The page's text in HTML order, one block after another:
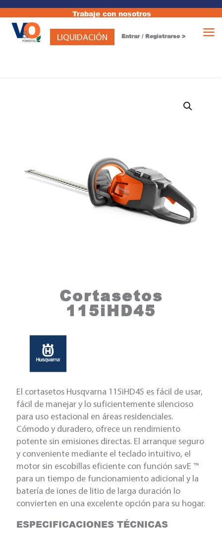
Trabaje con nosotros
LIQUIDACIÓN Entrar / Registrarse >
Cortasetos
115iHD45
El cortasetos Husqvarna 115iHD45 es fácil de usar,
fácil de manejar y lo suficientemente silencioso
para uso estacional en áreas residenciales.
Cómodo y duradero, ofrece un rendimiento
potente sin emisiones directas. El arranque seguro
y conveniente mediante el teclado intuitivo, el
motor sin escobillas eficiente con función savE ™
para un tiempo de funcionamiento adicional y la
batería de iones de litio de larga duración lo
convierten en una excelente opción para su hogar.
ESPECIFICACIONES TÉCNICAS